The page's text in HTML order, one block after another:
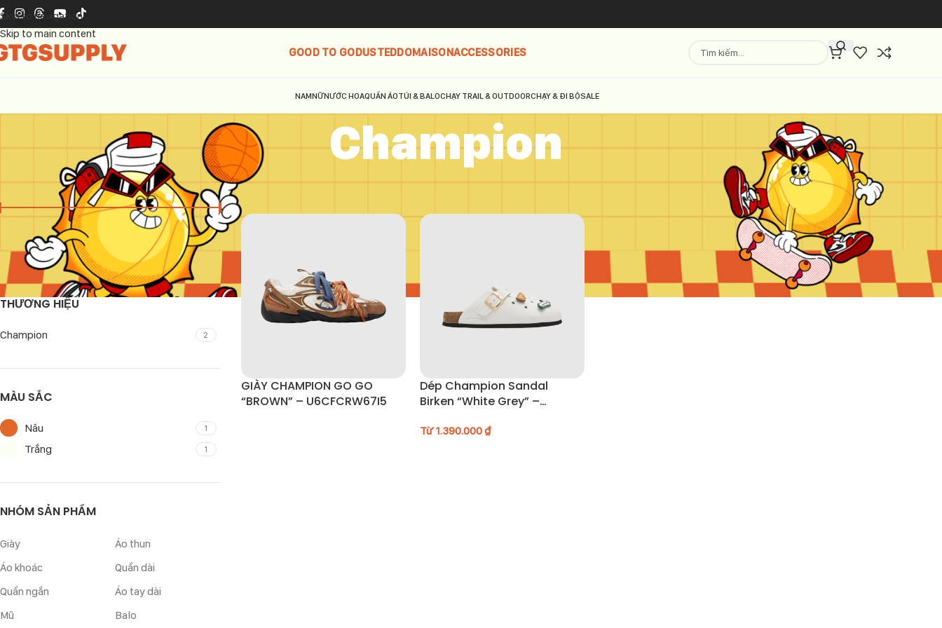
Skip to navigation
Skip to main content
GOOD TO GODUSTEDDOMAISONACCESSORIES
NAMNỮNƯỚC HOAQUẦN ÁOTÚI & BALOCHẠY TRAIL & OUTDOORCHẠY & ĐI BỘSALE
Champion
GIÁ
LỌC
0 ₫—1.390.000 ₫
THƯƠNG HIỆU
Champion 2
MÀU SẮC
Nâu 1
Trắng 1
NHÓM SẢN PHẨM
Giày
Áo thun
Áo khoác
Quần dài
Quần ngắn
Áo tay dài
Mũ
Balo
Trang chủ Champion Hiển thị 9 12 18 24
GIÀY CHAMPION GO GO
“BROWN” – U6CFCRW67I5
Dép Champion Sandal
Birken “White Grey” –
Từ1.390.000₫